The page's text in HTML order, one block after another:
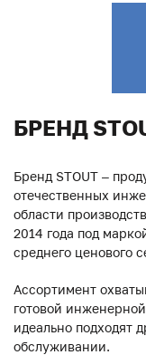
БРЕНД
Бренд STOUT –
отечественных
области
2014 года под
среднего ценового
Ассортимент
готовой
идеально подходят
обслуживании.